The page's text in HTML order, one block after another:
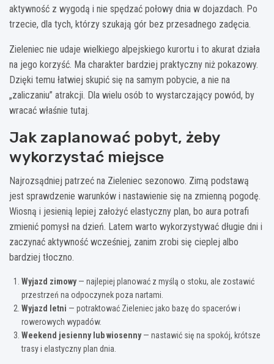
aktywność z wygodą i nie spędzać połowy dnia w dojazdach. Po
trzecie, dla tych, którzy szukają gór bez przesadnego zadęcia.
Zieleniec nie udaje wielkiego alpejskiego kurortu i to akurat działa
na jego korzyść. Ma charakter bardziej praktyczny niż pokazowy.
Dzięki temu łatwiej skupić się na samym pobycie, a nie na
„zaliczaniu” atrakcji. Dla wielu osób to wystarczający powód, by
wracać właśnie tutaj.
Jak zaplanować pobyt, żeby
wykorzystać miejsce
Najrozsądniej patrzeć na Zieleniec sezonowo. Zimą podstawą
jest sprawdzenie warunków i nastawienie się na zmienną pogodę.
Wiosną i jesienią lepiej założyć elastyczny plan, bo aura potrafi
zmienić pomysł na dzień. Latem warto wykorzystywać długie dni i
zaczynać aktywność wcześniej, zanim zrobi się cieplej albo
bardziej tłoczno.
Wyjazd zimowy— najlepiej planować z myślą o stoku, ale zostawić
przestrzeń na odpoczynek poza nartami.
Wyjazd letni — potraktować Zieleniec jako bazę do spacerów i
rowerowych wypadów.
Weekend jesienny lub wiosenny— nastawić się na spokój, krótsze
trasy i elastyczny plan dnia.